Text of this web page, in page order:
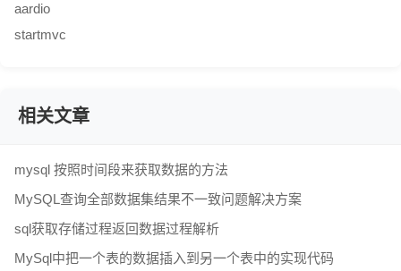
aardio
startmvc
相关文章
mysql 按照时间段来获取数据的方法
MySQL查询全部数据集结果不一致问题解决方案
sql获取存储过程返回数据过程解析
MySql中把一个表的数据插入到另一个表中的实现代码